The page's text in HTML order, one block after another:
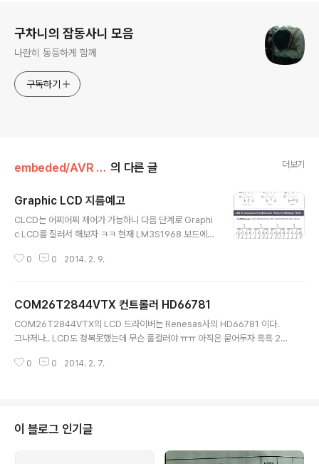
구차니의 잡동사니 모음
나란히 동등하게 함께
구독하기
embeded/AVR (ATmega,ATtiny) 의 다른 글 더보기
Graphic LCD 지름예고
CLCD는 어찌어찌 제어가 가능하니 다음 단계로 Graphi
c LCD를 질러서 해보자 ㅋㅋ 현재 LM3S1968 보드에
만 그것만으로 하기에는 무언가 아쉬워서 ^^; [링크 : htt
0 0 2014. 2. 9.
COM26T2844VTX 컨트롤러 HD66781
COM26T2844VTX의 LCD 드라이버는 Renesas사의 HD66781 이다.
그나저나.. LCD도 정복못했는데 무슨 풀컬러야 ㅠㅠ 아직은 묻어두자 흑흑 20
시트0 0 2014. 2. 7.
이 블로그 인기글